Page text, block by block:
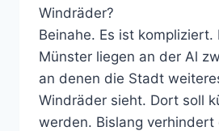
Windräder?
Beinahe. Es ist kompliziert.
Münster liegen an der Al
an denen die Stadt
Windräder sieht. Dort soll
werden. Bislang verhindert